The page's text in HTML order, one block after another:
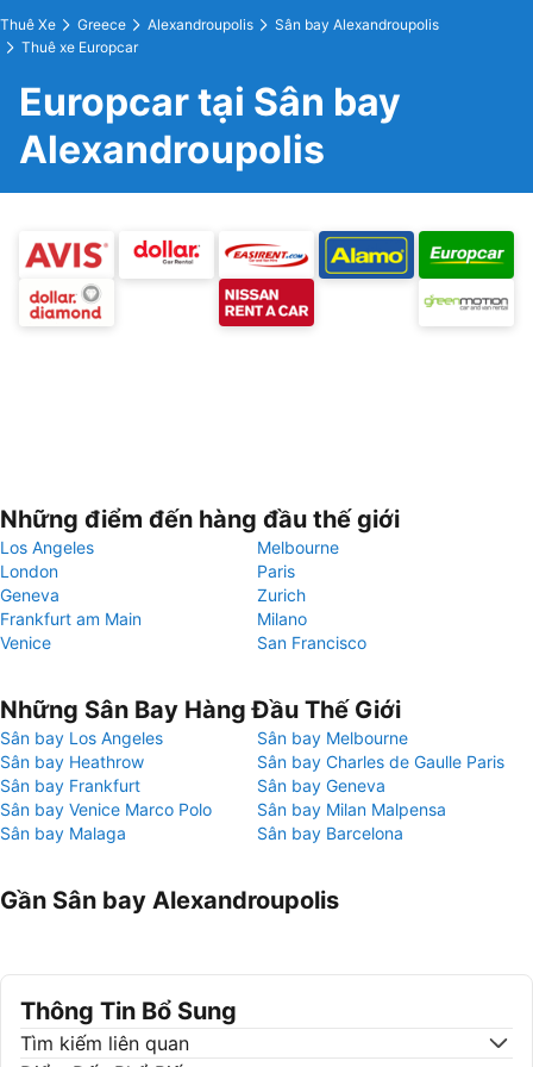
Thuê Xe Greece Alexandroupolis
Sân bay Alexandroupolis
Thuê xe Europcar
Europcar tại Sân bay
Alexandroupolis
Những điểm đến hàng đầu thế giới
Los Angeles
Melbourne
London
Paris
Geneva
Zurich
Frankfurt am Main
Milano
Venice
San Francisco
Những Sân Bay Hàng Đầu Thế Giới
Sân bay Los Angeles
Sân bay Melbourne
Sân bay Heathrow
Sân bay Charles de Gaulle Paris
Sân bay Frankfurt
Sân bay Geneva
Sân bay Venice Marco Polo
Sân bay Milan Malpensa
Sân bay Malaga
Sân bay Barcelona
Gần Sân bay Alexandroupolis
Thông Tin Bổ Sung
Tìm kiếm liên quan